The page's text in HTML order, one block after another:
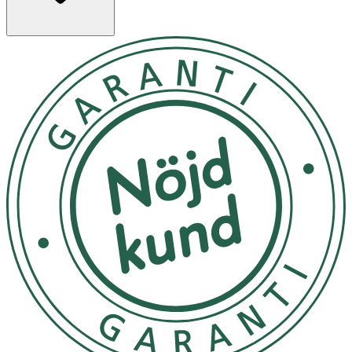
framtagen för att främja kattens hälsa samtidigt som det
· Torrfoder med kalkon för steriliserade seniora
katter (7+ år)
· Innehåller ett särskilt äggprotein som bidrar till att
minska allergennivåer på pälsen
· Näringsrikt helfoder för daglig utfodring
Användning
· Se fodertabell på förpackningen för rekommenderad
daglig mängd baserat på kattens ålder och vikt.
Anpassa vid behov.
· Friskt vatten ska alltid finnas tillgängligt.
Förvaring